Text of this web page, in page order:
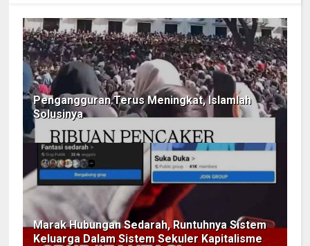
Pengangguran Terus Meningkat, Islamlah
Solusinya
Marak Hubungan Sedarah, Runtuhnya Sistem
Keluarga Dalam Sistem Sekuler Kapitalisme